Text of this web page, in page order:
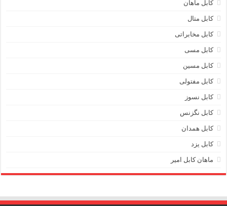
کابل ماهان
کابل متال
کابل مخابراتی
کابل مسی
کابل مسین
کابل مفتولی
کابل نسوز
کابل نگزنس
کابل همدان
کابل یزد
ماهان کابل امیر